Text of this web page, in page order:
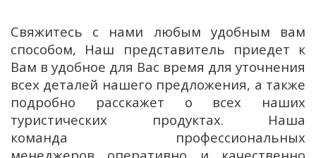
Свяжитесь с нами любым удобным вам
способом, Наш представитель приедет к
Вам в удобное для Вас время для уточнения
всех деталей нашего предложения, а также
подробно расскажет о всех наших
туристических продуктах. Наша
команда профессиональных
менеджеров оперативно и качественно